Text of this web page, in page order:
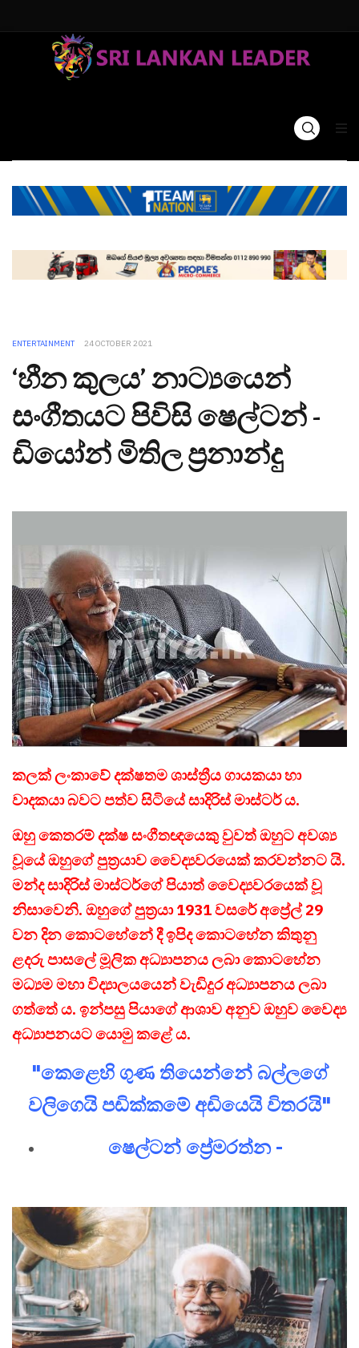
ENTERTAINMENT 24 OCTOBER 2021
‘හීන කුලය’ නාට්‍යයෙන්
සංගීතයට පිවිසි ෂෙල්ටන් -
ඩියෝන් මිතිල ප්‍රනාන්දු
කලක් ලංකාවේ දක්ෂතම ශාස්ත්‍රීය ගායකයා හා
වාදකයා බවට පත්ව සිටියේ සාදිරිස් මාස්ටර් ය.
ඔහු කෙතරම් දක්ෂ සංගීතඥයෙකු වුවත් ඔහුට අවශ්‍ය
වූයේ ඔහුගේ පුත්‍රයාව වෛද්‍යවරයෙක් කරවන්නට යි.
මන්ද සාදිරිස් මාස්ටර්ගේ පියාත් වෛද්‍යවරයෙක් වූ
නිසාවෙනි. ඔහුගේ පුත්‍රයා 1931 වසරේ අප්‍රේල් 29
වන දින කොටහේනේ දී ඉපිද කොටහේන කිතුනු
ළදරු පාසලේ මූලික අධ්‍යාපනය ලබා කොටහේන
මධ්‍යම මහා විද්‍යාලයයෙන් වැඩිදුර අධ්‍යාපනය ලබා
ගත්තේ ය. ඉන්පසු පියාගේ ආශාව අනුව ඔහුව වෛද්‍ය
අධ්‍යාපනයට යොමු කළේ ය.
"කෙළෙහි ගුණ තියෙන්නේ බල්ලගේ
වලිගෙයි පඩික්කමේ අඩියෙයි විතරයි"
ෂෙල්ටන් ප්‍රේමරත්න -